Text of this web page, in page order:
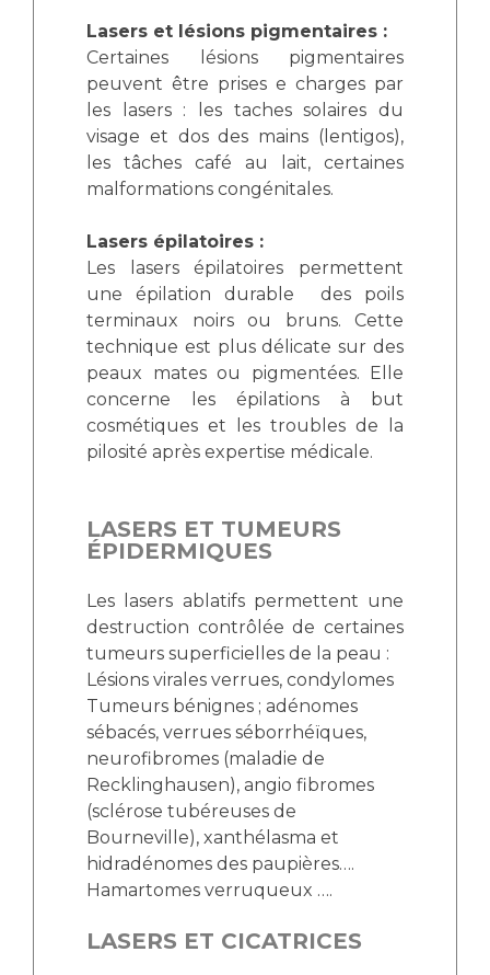
Lasers et lésions pigmentaires :
Certaines lésions pigmentaires
peuvent être prises e charges par
les lasers : les taches solaires du
visage et dos des mains (lentigos),
les tâches café au lait, certaines
malformations congénitales.
Lasers épilatoires :
Les lasers épilatoires permettent
une épilation durable des poils
terminaux noirs ou bruns. Cette
technique est plus délicate sur des
peaux mates ou pigmentées. Elle
concerne les épilations à but
cosmétiques et les troubles de la
pilosité après expertise médicale.
LASERS ET TUMEURS
ÉPIDERMIQUES
Les lasers ablatifs permettent une
destruction contrôlée de certaines
tumeurs superficielles de la peau :
Lésions virales verrues, condylomes
Tumeurs bénignes ; adénomes
sébacés, verrues séborrhéïques,
neurofibromes (maladie de
Recklinghausen), angio fibromes
(sclérose tubéreuses de
Bourneville), xanthélasma et
hidradénomes des paupières….
Hamartomes verruqueux ….
LASERS ET CICATRICES